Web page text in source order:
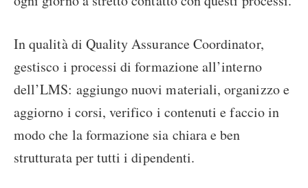
In qualità di Quality Assurance Coordinator,
gestisco i processi di formazione all’interno
dell’LMS: aggiungo nuovi materiali, organizzo e
aggiorno i corsi, verifico i contenuti e faccio in
modo che la formazione sia chiara e ben
strutturata per tutti i dipendenti.